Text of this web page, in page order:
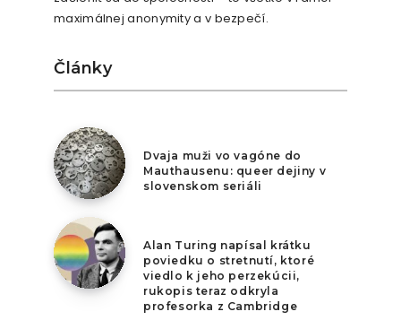
maximálnej anonymity a v bezpečí.
Články
Dvaja muži vo vagóne do
Mauthausenu: queer dejiny v
slovenskom seriáli
Alan Turing napísal krátku
poviedku o stretnutí, ktoré
viedlo k jeho perzekúcii,
rukopis teraz odkryla
profesorka z Cambridge